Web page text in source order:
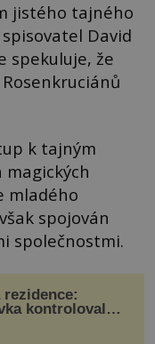
jistého tajného
David
spekuluje, že
k tajným
mladého
spojován
společnostmi.
kontroloval